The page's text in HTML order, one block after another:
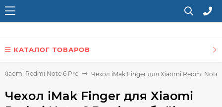
КАТАЛОГ ТОВАРОВ
Xiaomi Redmi Note 6 Pro Чехол iMak Finger для Xiaomi Redmi Note
Чехол iMak Finger для Xiaomi